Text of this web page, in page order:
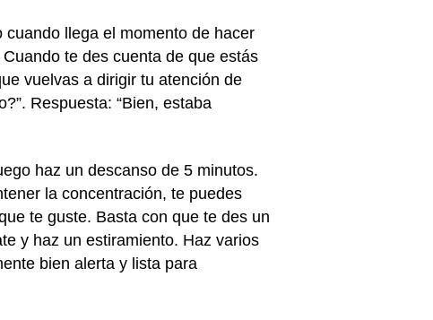
llega el momento de hacer
te des cuenta de que estás
vuelvas a dirigir tu atención de
Respuesta: “Bien, estaba
haz un descanso de 5 minutos.
la concentración, te puedes
te guste. Basta con que te des un
y haz un estiramiento. Haz varios
bien alerta y lista para